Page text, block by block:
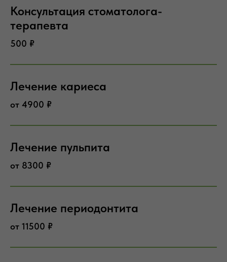
Консультация стоматолога-
терапевта
500 ₽
Лечение кариеса
от 4900 ₽
Лечение пульпита
от 8300 ₽
Лечение периодонтита
от 11500 ₽